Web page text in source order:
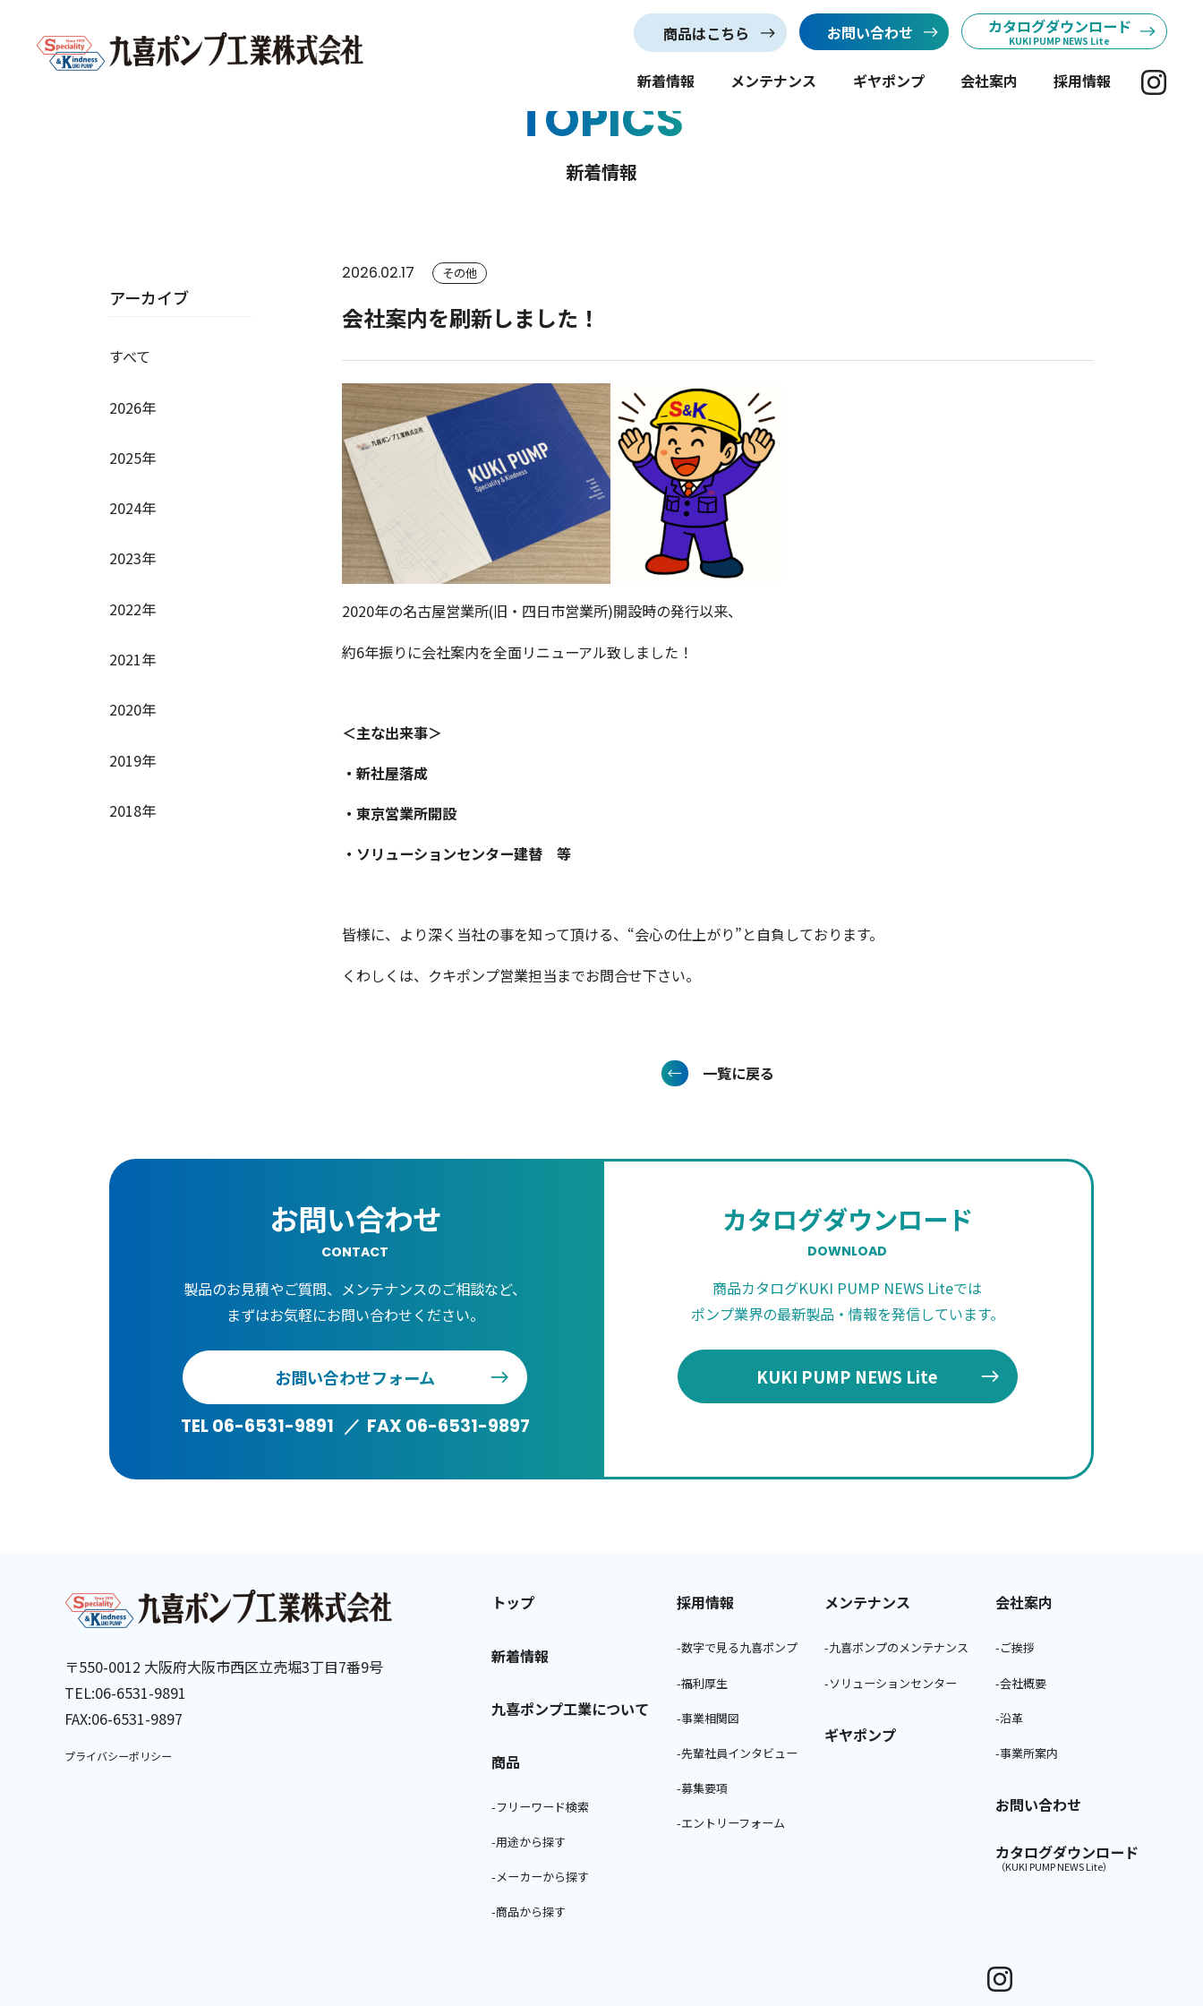
商品はこちら お問い合わせ カタログダウンロード
KUKI PUMP NEWS Lite
新着情報 メンテナンス ギヤポンプ 会社案内 採用情報
TOPICS
新着情報
アーカイブ
すべて
2026年
2025年
2024年
2023年
2022年
2021年
2020年
2019年
2018年
2026.02.17 その他
会社案内を刷新しました！
2020年の名古屋営業所(旧・四日市営業所)開設時の発行以来、
約6年振りに会社案内を全面リニューアル致しました！
＜主な出来事＞
・新社屋落成
・東京営業所開設
・ソリューションセンター建替 等
皆様に、より深く当社の事を知って頂ける、“会心の仕上がり”と自負しております。
くわしくは、クキポンプ営業担当までお問合せ下さい。
一覧に戻る
お問い合わせ
CONTACT
製品のお見積やご質問、メンテナンスのご相談など、
まずはお気軽にお問い合わせください。
お問い合わせフォーム
TEL 06-6531-9891 FAX 06-6531-9897
カタログダウンロード
DOWNLOAD
商品カタログKUKI PUMP NEWS Liteでは
ポンプ業界の最新製品・情報を発信しています。
KUKI PUMP NEWS Lite
〒550-0012 大阪府大阪市西区立売堀3丁目7番9号
TEL:06-6531-9891
FAX:06-6531-9897
プライバシーポリシー
トップ
新着情報
九喜ポンプ工業について
商品
-フリーワード検索
-用途から探す
-メーカーから探す
-商品から探す
採用情報
-数字で見る九喜ポンプ
-福利厚生
-事業相関図
-先輩社員インタビュー
-募集要項
-エントリーフォーム
メンテナンス
-九喜ポンプのメンテナンス
-ソリューションセンター
ギヤポンプ
会社案内
-ご挨拶
-会社概要
-沿革
-事業所案内
お問い合わせ
カタログダウンロード
（KUKI PUMP NEWS Lite）